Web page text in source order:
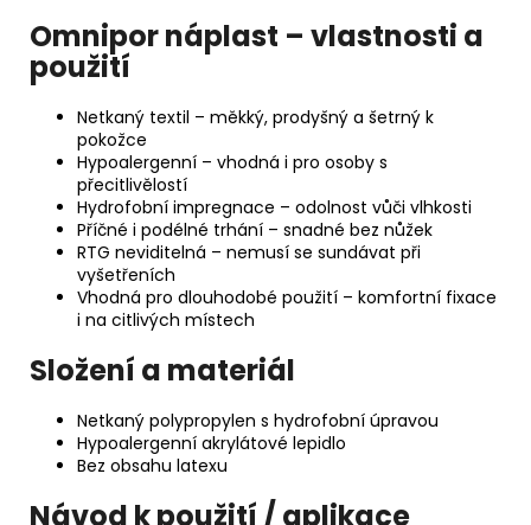
Omnipor náplast – vlastnosti a
použití
Netkaný textil – měkký, prodyšný a šetrný k
pokožce
Hypoalergenní – vhodná i pro osoby s
přecitlivělostí
Hydrofobní impregnace – odolnost vůči vlhkosti
Příčné i podélné trhání – snadné bez nůžek
RTG neviditelná – nemusí se sundávat při
vyšetřeních
Vhodná pro dlouhodobé použití – komfortní fixace
i na citlivých místech
Složení a materiál
Netkaný polypropylen s hydrofobní úpravou
Hypoalergenní akrylátové lepidlo
Bez obsahu latexu
Návod k použití / aplikace